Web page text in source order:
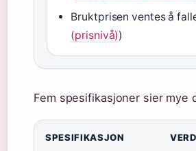
Bruktprisen ventes å
(prisnivå))
Fem spesifikasjoner sier mye
SPESIFIKASJON